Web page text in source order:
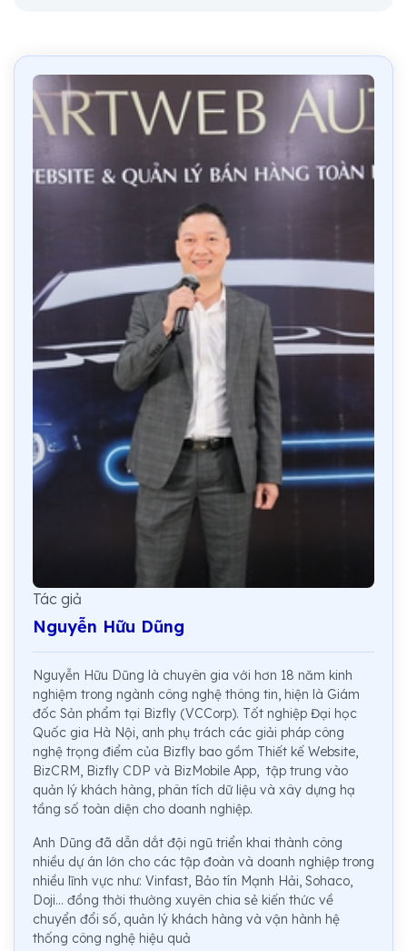
Tác giả
Nguyễn Hữu Dũng
Nguyễn Hữu Dũng là chuyên gia với hơn 18 năm kinh
nghiệm trong ngành công nghệ thông tin, hiện là Giám
đốc Sản phẩm tại Bizfly (VCCorp). Tốt nghiệp Đại học
Quốc gia Hà Nội, anh phụ trách các giải pháp công
nghệ trọng điểm của Bizfly bao gồm Thiết kế Website,
BizCRM, Bizfly CDP và BizMobile App, tập trung vào
quản lý khách hàng, phân tích dữ liệu và xây dựng hạ
tầng số toàn diện cho doanh nghiệp.
Anh Dũng đã dẫn dắt đội ngũ triển khai thành công
nhiều dự án lớn cho các tập đoàn và doanh nghiệp trong
nhiều lĩnh vực như: Vinfast, Bảo tín Mạnh Hải, Sohaco,
Doji... đồng thời thường xuyên chia sẻ kiến thức về
chuyển đổi số, quản lý khách hàng và vận hành hệ
thống công nghệ hiệu quả